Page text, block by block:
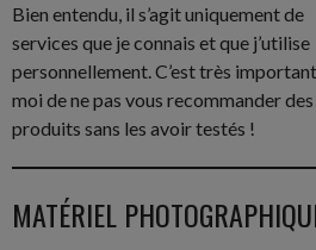
Bien entendu, il s’agit uniquement de
services que je connais et que j’utilise
personnellement. C’est très
moi de ne pas vous recommander des
produits sans les avoir testés !
MATÉRIEL